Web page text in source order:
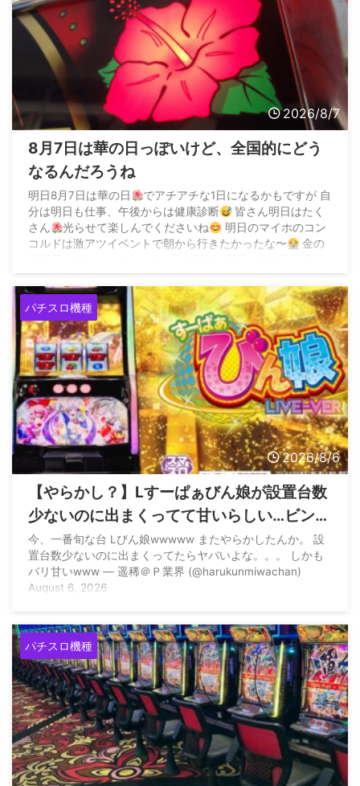
2026/8/7
8月7日は華の日っぽいけど、全国的にどう
なるんだろうね
明日8月7日は華の日
でアチアチな1日になるかもですが 自
分は明日も仕事、午後からは健康診断
皆さん明日はたく
さん
光らせて楽しんでくださいね
明日のマイホのコン
コルドは激アツイベントで朝から行きたかったな〜
金の
パチスロ機種
2026/8/6
【やらかし？】Lすーぱぁびん娘が設置台数
少ないのに出まくってて甘いらしい…ビンゴ
ネオ騒動再びか？
今、一番旬な台 Lびん娘wwwww またやらかしたんか。 設
置台数少ないのに出まくってたらヤバいよな。。。 しかも
バリ甘いwww — 遥稀＠Ｐ業界 (@harukunmiwachan)
August 6, 2026
パチスロ機種